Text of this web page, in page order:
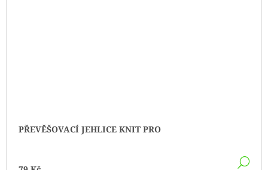
PŘEVĚŠOVACÍ JEHLICE KNIT PRO